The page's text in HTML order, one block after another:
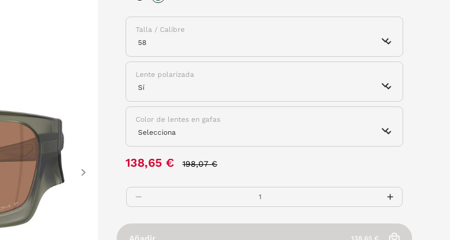
Talla / Calibre
Lente polarizada
Color de lentes en gafas
138,65 € 198,07 €
Añadir